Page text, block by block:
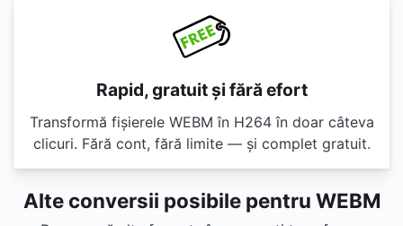
Rapid, gratuit și fără efort
Transformă fișierele WEBM în H264 în doar câteva
clicuri. Fără cont, fără limite — și complet gratuit.
Alte conversii posibile pentru WEBM